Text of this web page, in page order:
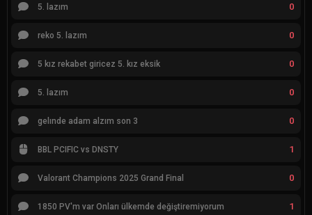
5. lazım 0
reko 5. lazım 0
5 kız rekabet giricez 5. kız eksik 0
5. lazım 0
gelınde adam alzım son 3 0
BBL PCIFIC vs DNSTY 1
Valorant Champions 2025 Grand Final 0
1850 PV'm var Onları ülkemde değiştiremiyorum 1